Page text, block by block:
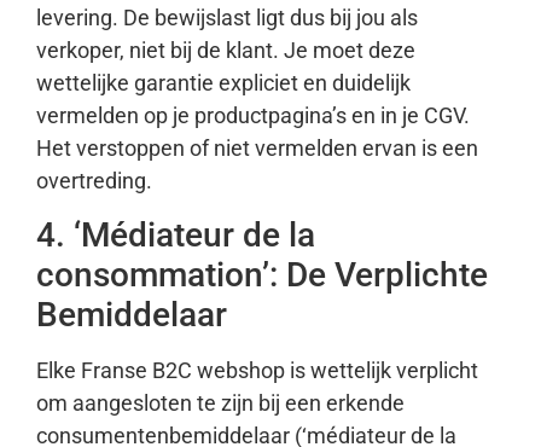
levering. De bewijslast ligt dus bij jou als
verkoper, niet bij de klant. Je moet deze
wettelijke garantie expliciet en duidelijk
vermelden op je productpagina’s en in je CGV.
Het verstoppen of niet vermelden ervan is een
overtreding.
4. ‘Médiateur de la
consommation’: De Verplichte
Bemiddelaar
Elke Franse B2C webshop is wettelijk verplicht
om aangesloten te zijn bij een erkende
consumentenbemiddelaar (‘médiateur de la